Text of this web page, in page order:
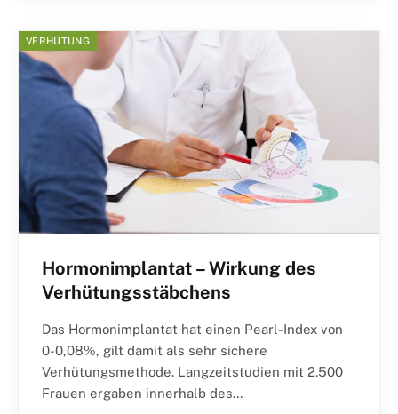
VERHÜTUNG
Hormonimplantat – Wirkung des
Verhütungsstäbchens
Das Hormonimplantat hat einen Pearl-Index von
0-0,08%, gilt damit als sehr sichere
Verhütungsmethode. Langzeitstudien mit 2.500
Frauen ergaben innerhalb des…